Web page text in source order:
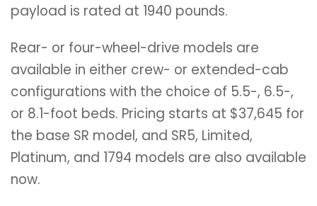
payload is rated at 1940 pounds.
Rear- or four-wheel-drive models are
available in either crew- or extended-cab
configurations with the choice of 5.5-, 6.5-,
or 8.1-foot beds. Pricing starts at $37,645 for
the base SR model, and SR5, Limited,
Platinum, and 1794 models are also available
now.